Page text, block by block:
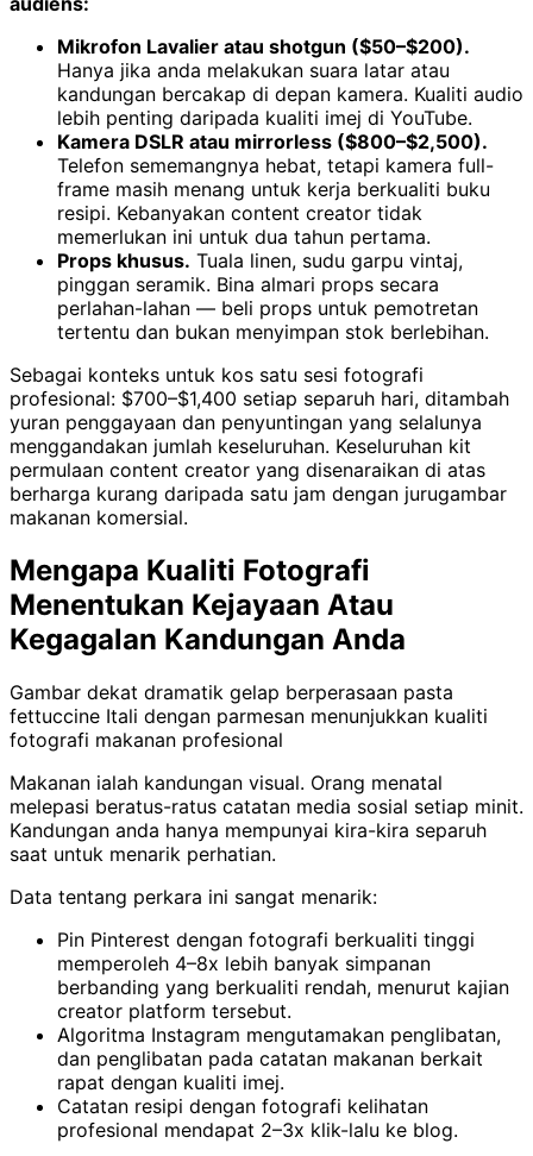
Mikrofon Lavalier atau shotgun ($50–$200).
Hanya jika anda melakukan suara latar atau
kandungan bercakap di depan kamera. Kualiti audio
lebih penting daripada kualiti imej di YouTube.
Kamera DSLR atau mirrorless ($800–$2,500).
Telefon sememangnya hebat, tetapi kamera full-
frame masih menang untuk kerja berkualiti buku
resipi. Kebanyakan content creator tidak
memerlukan ini untuk dua tahun pertama.
Props khusus. Tuala linen, sudu garpu vintaj,
pinggan seramik. Bina almari props secara
perlahan-lahan — beli props untuk pemotretan
tertentu dan bukan menyimpan stok berlebihan.
Sebagai konteks untuk kos satu sesi fotografi
profesional: $700–$1,400 setiap separuh hari, ditambah
yuran penggayaan dan penyuntingan yang selalunya
menggandakan jumlah keseluruhan. Keseluruhan kit
permulaan content creator yang disenaraikan di atas
berharga kurang daripada satu jam dengan jurugambar
makanan komersial.
Mengapa Kualiti Fotografi
Menentukan Kejayaan Atau
Kegagalan Kandungan Anda
Gambar dekat dramatik gelap berperasaan pasta
fettuccine Itali dengan parmesan menunjukkan kualiti
fotografi makanan profesional
Makanan ialah kandungan visual. Orang menatal
melepasi beratus-ratus catatan media sosial setiap minit.
Kandungan anda hanya mempunyai kira-kira separuh
saat untuk menarik perhatian.
Data tentang perkara ini sangat menarik:
Pin Pinterest dengan fotografi berkualiti tinggi
memperoleh 4–8x lebih banyak simpanan
berbanding yang berkualiti rendah, menurut kajian
creator platform tersebut.
Algoritma Instagram mengutamakan penglibatan,
dan penglibatan pada catatan makanan berkait
rapat dengan kualiti imej.
Catatan resipi dengan fotografi kelihatan
profesional mendapat 2–3x klik-lalu ke blog.